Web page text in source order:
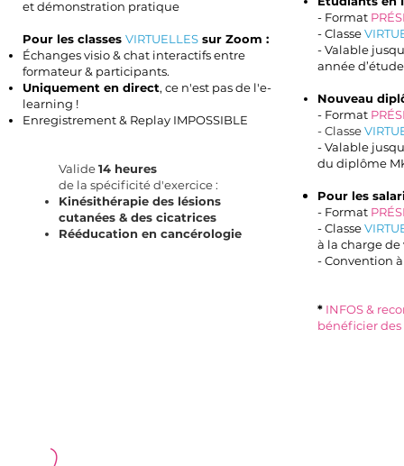
et démonstration pratique
Pour les classes VIRTUELLES sur Zoom :
Échanges visio & chat interactifs entre
formateur & participants.
Uniquement en direct, ce n'est pas de l'e-
learning !
Enregistrement & Replay IMPOSSIBLE
Valide14 heures
de la spécificité d'exercice :
Kinésithérapie des lésions
cutanées & des cicatrices
Rééducation en cancérologie
- Format PR
- Classe
- Valable
année
Nouveau
- Format PR
- Classe
- Valable
du diplôme
Pour les
- Format
- Classe
à la charge
- Convention
* INFOS &
bénéficier